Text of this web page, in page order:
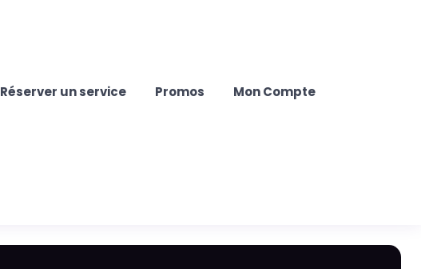
Réserver un service Promos Mon Compte